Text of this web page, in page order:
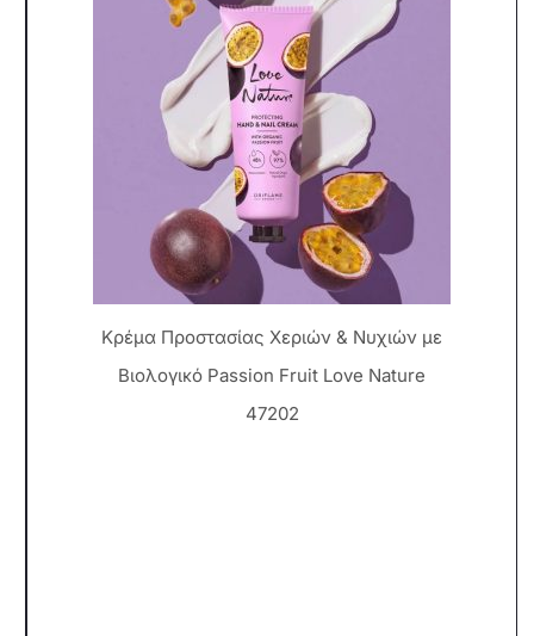
Κρέμα Προστασίας Χεριών & Νυχιών με
Βιολογικό Passion Fruit Love Nature
47202